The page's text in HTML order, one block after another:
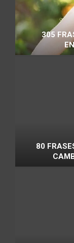
305
80